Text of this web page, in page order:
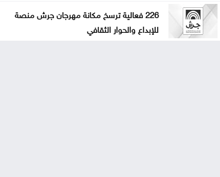
226 فعالية ترسخ مكانة مهرجان جرش منصة
للإبداع والحوار الثقافي